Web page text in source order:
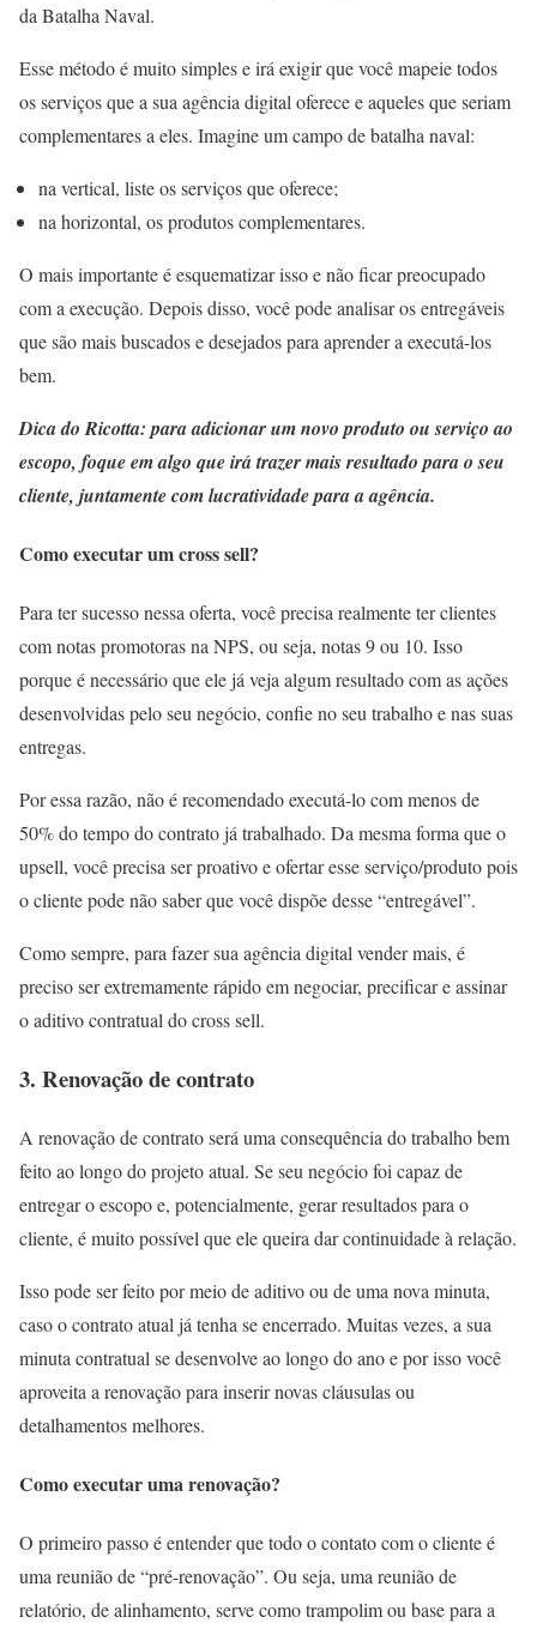
da Batalha Naval.
Esse método é muito simples e irá exigir que você mapeie todos
os serviços que a sua agência digital oferece e aqueles que seriam
complementares a eles. Imagine um campo de batalha naval:
na vertical, liste os serviços que oferece;
na horizontal, os produtos complementares.
O mais importante é esquematizar isso e não ficar preocupado
com a execução. Depois disso, você pode analisar os entregáveis
que são mais buscados e desejados para aprender a executá-los
bem.
Dica do Ricotta: para adicionar um novo produto ou serviço ao
escopo, foque em algo que irá trazer mais resultado para o seu
cliente, juntamente com lucratividade para a agência.
Como executar um cross sell?
Para ter sucesso nessa oferta, você precisa realmente ter clientes
com notas promotoras na NPS, ou seja, notas 9 ou 10. Isso
porque é necessário que ele já veja algum resultado com as ações
desenvolvidas pelo seu negócio, confie no seu trabalho e nas suas
entregas.
Por essa razão, não é recomendado executá-lo com menos de
50% do tempo do contrato já trabalhado. Da mesma forma que o
upsell, você precisa ser proativo e ofertar esse serviço/produto pois
o cliente pode não saber que você dispõe desse “entregável”.
Como sempre, para fazer sua agência digital vender mais, é
preciso ser extremamente rápido em negociar, precificar e assinar
o aditivo contratual do cross sell.
3. Renovação de contrato
A renovação de contrato será uma consequência do trabalho bem
feito ao longo do projeto atual. Se seu negócio foi capaz de
entregar o escopo e, potencialmente, gerar resultados para o
cliente, é muito possível que ele queira dar continuidade à relação.
Isso pode ser feito por meio de aditivo ou de uma nova minuta,
caso o contrato atual já tenha se encerrado. Muitas vezes, a sua
minuta contratual se desenvolve ao longo do ano e por isso você
aproveita a renovação para inserir novas cláusulas ou
detalhamentos melhores.
Como executar uma renovação?
O primeiro passo é entender que todo o contato com o cliente é
uma reunião de “pré-renovação”. Ou seja, uma reunião de
relatório, de alinhamento, serve como trampolim ou base para a